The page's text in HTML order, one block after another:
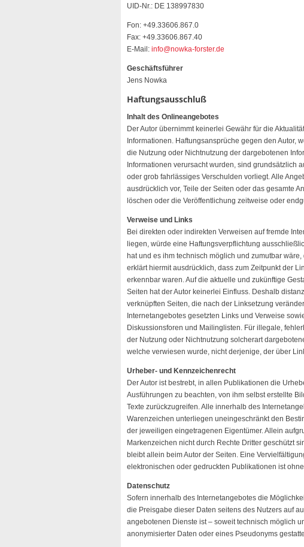
UID-Nr.: DE 138997830
Fon: +49.33606.867.0
Fax: +49.33606.867.40
E-Mail: info@nowka-forster.de
Geschäftsführer
Jens Nowka
Haftungsausschluß
Inhalt des Onlineangebotes
Der Autor übernimmt keinerlei Gewähr für die
Informationen. Haftungsansprüche gegen den Autor,
die Nutzung oder Nichtnutzung der dargebotenen
Informationen verursacht wurden, sind grundsätzlich
oder grob fahrlässiges Verschulden vorliegt. Alle
ausdrücklich vor, Teile der Seiten oder das gesamte
löschen oder die Veröffentlichung zeitweise oder
Verweise und Links
Bei direkten oder indirekten Verweisen auf fremde
liegen, würde eine Haftungsverpflichtung
hat und es ihm technisch möglich und zumutbar
erklärt hiermit ausdrücklich, dass zum Zeitpunkt der
erkennbar waren. Auf die aktuelle und zukünftige
Seiten hat der Autor keinerlei Einfluss. Deshalb
verknüpften Seiten, die nach der Linksetzung
Internetangebotes gesetzten Links und Verweise
Diskussionsforen und Mailinglisten. Für illegale,
der Nutzung oder Nichtnutzung solcherart
welche verwiesen wurde, nicht derjenige, der über
Urheber- und Kennzeichenrecht
Der Autor ist bestrebt, in allen Publikationen die
Ausführungen zu beachten, von ihm selbst erstellte
Texte zurückzugreifen. Alle innerhalb des
Warenzeichen unterliegen uneingeschränkt den
der jeweiligen eingetragenen Eigentümer. Allein
Markenzeichen nicht durch Rechte Dritter geschützt
bleibt allein beim Autor der Seiten. Eine
elektronischen oder gedruckten Publikationen ist
Datenschutz
Sofern innerhalb des Internetangebotes die
die Preisgabe dieser Daten seitens des Nutzers auf
angebotenen Dienste ist – soweit technisch möglich
anonymisierter Daten oder eines Pseudonyms